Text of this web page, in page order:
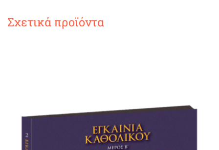
Σχετικά προϊόντα